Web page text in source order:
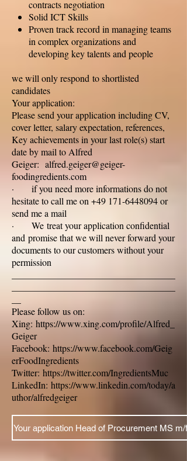
contracts negotiation
Solid ICT Skills
Proven track record in managing teams
in complex organizations and
developing key talents and people
we will only respond to shortlisted
candidates
Your application:
Please send your application including CV,
cover letter, salary expectation, references,
Key achievements in your last role(s) start
date by mail to Alfred
Geiger: alfred.geiger@geiger-
foodingredients.com
· if you need more informations do not
hesitate to call me on +49 171-6448094 or
send me a mail
· We treat your application confidential
and promise that we will never forward your
documents to our customers without your
permission
Please follow us on:
Xing: https://www.xing.com/profile/Alfred_
Geiger
Facebook: https://www.facebook.com/Geig
erFoodIngredients
Twitter: https://twitter.com/IngredientsMuc
LinkedIn: https://www.linkedin.com/today/a
uthor/alfredgeiger
Your application Head of Procurement MS m/f